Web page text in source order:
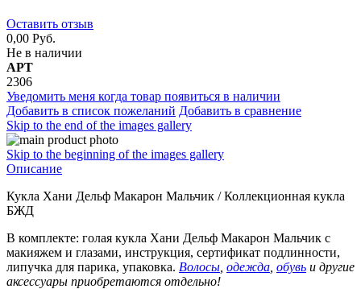
Оставить отзыв
0,00 Руб.
Не в наличии
АРТ
2306
Уведомить меня когда товар появиться в наличии
Добавить в список пожеланий Добавить в сравнение
Skip to the end of the images gallery
Skip to the beginning of the images gallery
Описание
Кукла Хани Дельф Макарон Мальчик / Коллекционная кукла
БЖД
В комплекте: голая кукла Хани Дельф Макарон Мальчик с
макияжем и глазами, инструкция, сертификат подлинности,
липучка для парика, упаковка. Волосы одежда обувь и другие
аксессуары приобретаются отдельно!